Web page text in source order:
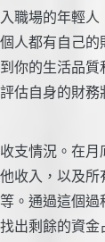
職場的年輕
人都有自己
你的生活品
估自身的財
支情況。在
收入，以及所
。通過這個過
出剩餘的資